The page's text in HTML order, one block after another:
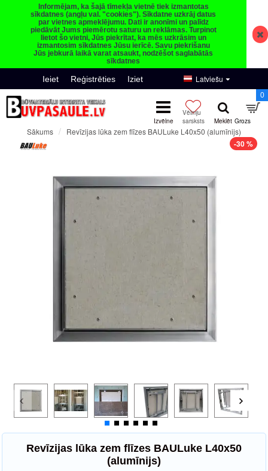
Informējam, ka šajā tīmekļa vietnē tiek izmantotas
sīkdatnes (angļu val. "cookies"). Sīkdatne uzkrāj datus
par vietnes apmeklējumu. Dati ir anonīmi un palīdz
piedāvāt Jums piemērotu saturu un reklāmas. Turpinot
lietot šo vietni, Jūs piekrītat, ka mēs uzkrāsim un
izmantosim sīkdatnes Jūsu ierīcē. Savu piekrišanu
Jūs jebkurā laikā varat atsaukt, nodzēšot saglabātās
sīkdatnes
Ieiet Reģistrēties Iziet Latviešu
0
Sākums Revīzijas lūka zem flīzes BAULuke L40x50 (alumīnijs)
-30 %
Revīzijas lūka zem flīzes BAULuke L40x50
(alumīnijs)